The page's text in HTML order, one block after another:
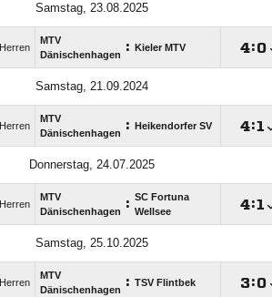
Samstag, 23.08.2025
Herren
MTV
Dänischenhagen : Kieler MTV :
Samstag, 21.09.2024
Herren
MTV
Dänischenhagen : Heikendorfer SV :
Donnerstag, 24.07.2025
Herren
MTV
Dänischenhagen : SC Fortuna
Wellsee
:
Samstag, 25.10.2025
Herren
MTV
Dänischenhagen : TSV Flintbek :